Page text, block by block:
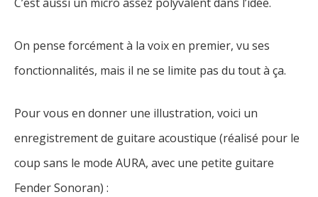
On pense forcément à la voix en premier, vu ses
fonctionnalités, mais il ne se limite pas du tout à ça.
Pour vous en donner une illustration, voici un
enregistrement de guitare acoustique (réalisé pour le
coup sans le mode AURA, avec une petite guitare
Fender Sonoran) :